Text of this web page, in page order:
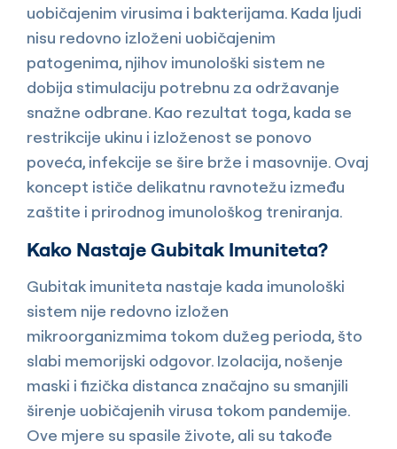
uobičajenim virusima i bakterijama. Kada ljudi
nisu redovno izloženi uobičajenim
patogenima, njihov imunološki sistem ne
dobija stimulaciju potrebnu za održavanje
snažne odbrane. Kao rezultat toga, kada se
restrikcije ukinu i izloženost se ponovo
poveća, infekcije se šire brže i masovnije. Ovaj
koncept ističe delikatnu ravnotežu između
zaštite i prirodnog imunološkog treniranja.
Kako Nastaje Gubitak Imuniteta?
Gubitak imuniteta nastaje kada imunološki
sistem nije redovno izložen
mikroorganizmima tokom dužeg perioda, što
slabi memorijski odgovor. Izolacija, nošenje
maski i fizička distanca značajno su smanjili
širenje uobičajenih virusa tokom pandemije.
Ove mjere su spasile živote, ali su takođe